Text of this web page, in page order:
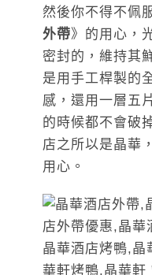
然後你不得不佩
外帶》的用心，
密封的，維持其
是用手工桿製的
感，還用一層五
的時候都不會破
店之所以是晶華
用心。